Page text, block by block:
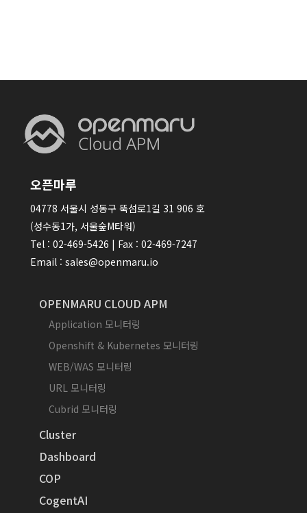
오픈마루
04778 서울시 성동구 뚝섬로1길 31 906 호
(성수동1가, 서울숲M타워)
Tel : 02-469-5426 | Fax : 02-469-7247
Email : sales@openmaru.io
OPENMARU CLOUD APM
Application 모니터링
Openshift & Kubernetes 모니터링
WEB/WAS 모니터링
URL 모니터링
Cubrid 모니터링
Cluster
Dashboard
COP
CogentAI